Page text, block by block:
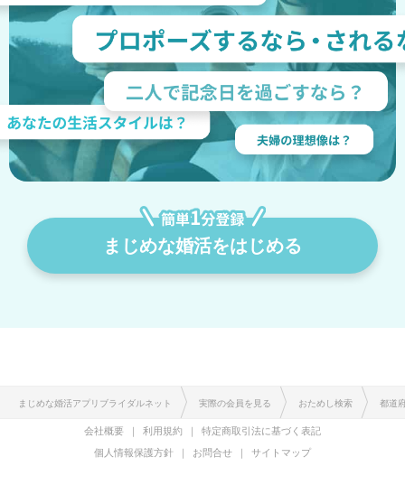
まじめな婚活をはじめる
まじめな婚活アプリブライダルネット 実際の会員を見る おためし検索 都道
会社概要 利用規約
特定商取引法に基づく表記
個人情報保護方針
お問合せ サイトマップ